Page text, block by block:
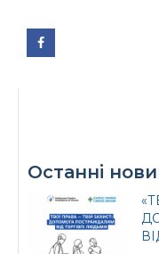
Останні
Офіційний веб-